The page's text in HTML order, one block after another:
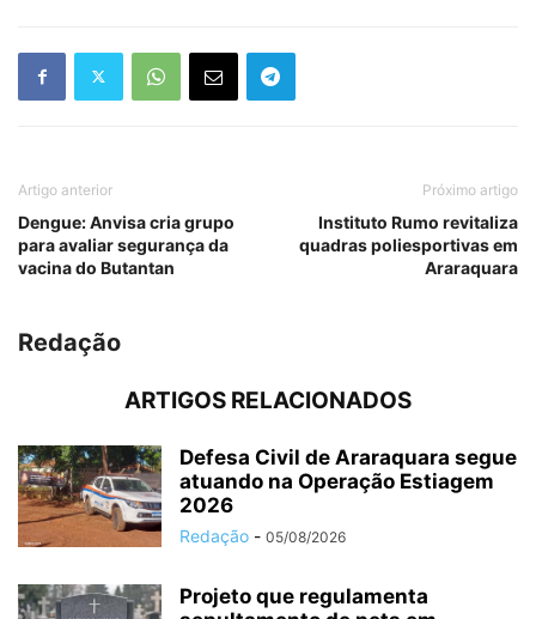
Artigo anterior
Dengue: Anvisa cria grupo
para avaliar segurança da
vacina do Butantan
Próximo artigo
Instituto Rumo revitaliza
quadras poliesportivas em
Araraquara
Redação
ARTIGOS RELACIONADOS
Defesa Civil de Araraquara segue
atuando na Operação Estiagem
2026
Redação - 05/08/2026
Projeto que regulamenta